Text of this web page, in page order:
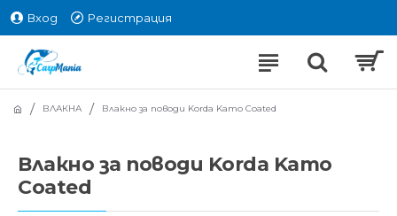
Вход Регистрация
ВЛАКНА Влакно за поводи Korda Kamo Coated
Влакно за поводи Korda Kamo
Coated